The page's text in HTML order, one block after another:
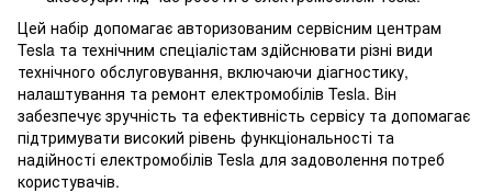
Цей набір допомагає авторизованим сервісним центрам
Tesla та технічним спеціалістам здійснювати різні види
технічного обслуговування, включаючи діагностику,
налаштування та ремонт електромобілів Tesla. Він
забезпечує зручність та ефективність сервісу та допомагає
підтримувати високий рівень функціональності та
надійності електромобілів Tesla для задоволення потреб
користувачів.